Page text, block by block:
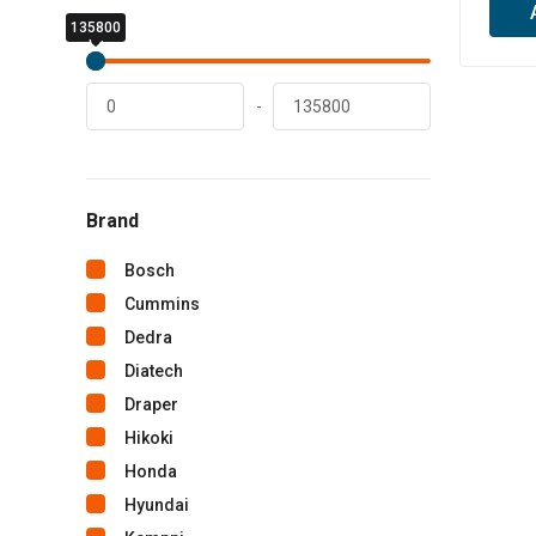
0
lei
135800
lei
-
Brand
Bosch
Cummins
Dedra
Diatech
Draper
Hikoki
Honda
Hyundai